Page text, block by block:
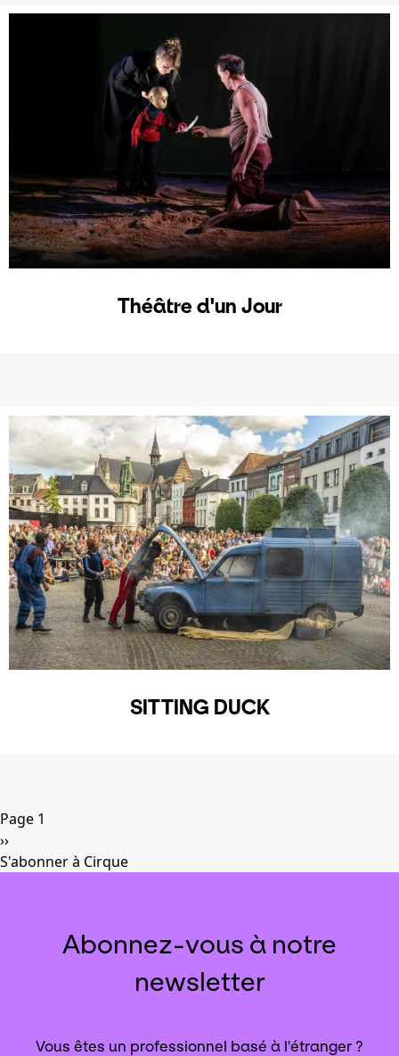
Théâtre d'un Jour
SITTING DUCK
Pagination
Page 1
Page
suivante
››
S'abonner à Cirque
Abonnez-vous à notre
newsletter
Vous êtes un professionnel basé à l'étranger ?